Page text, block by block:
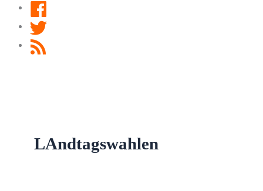
LAndtagswahlen